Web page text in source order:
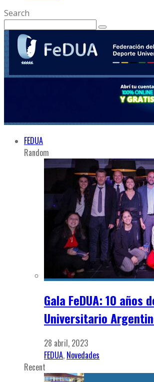
Search
FEDUA
Random
Gala FeDUA: 10 años
Universitario
28 abril, 2023
FEDUA, Novedades
Recent